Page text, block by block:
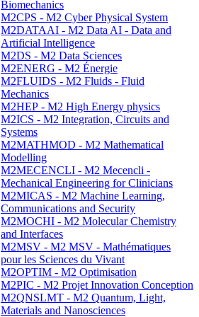
Biomechanics
M2CPS - M2 Cyber Physical System
M2DATAAI - M2 Data AI - Data and
Artificial Intelligence
M2DS - M2 Data Sciences
M2ENERG - M2 Énergie
M2FLUIDS - M2 Fluids - Fluid
Mechanics
M2HEP - M2 High Energy physics
M2ICS - M2 Integration, Circuits and
Systems
M2MATHMOD - M2 Mathematical
Modelling
M2MECENCLI - M2 Mecencli -
Mechanical Engineering for Clinicians
M2MICAS - M2 Machine Learning,
Communications and Security
M2MOCHI - M2 Molecular Chemistry
and Interfaces
M2MSV - M2 MSV - Mathématiques
pour les Sciences du Vivant
M2OPTIM - M2 Optimisation
M2PIC - M2 Projet Innovation Conception
M2QNSLMT - M2 Quantum, Light,
Materials and Nanosciences